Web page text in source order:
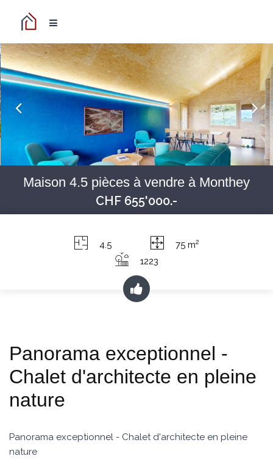
Maison 4.5 pièces à vendre à Monthey
CHF 655'000.-
4.5 75 m2
1223
Panorama exceptionnel -
Chalet d'architecte en pleine
nature
Panorama exceptionnel - Chalet d'architecte en pleine
nature